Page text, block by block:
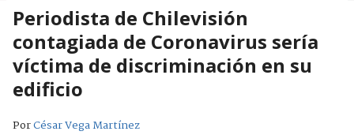
Periodista de Chilevisión
contagiada de Coronavirus sería
víctima de discriminación en su
edificio
PorCésar Vega Martínez